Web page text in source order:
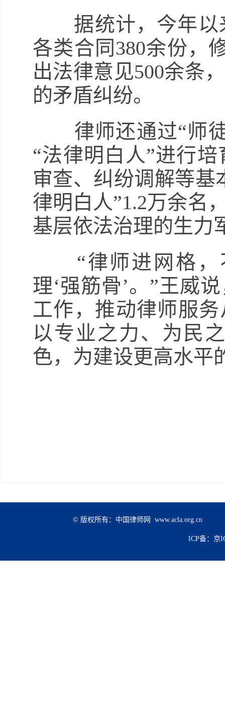
据统计，今年以
各类合同380余份，
出法律意见500余条
的矛盾纠纷。
律师还通过“师徒
“法律明白人”进行
审查、纠纷调解等基
律明白人”1.2万余名
基层依法治理的生力
“律师进网格，
理‘强筋骨’。”王威
工作，推动律师服
以专业之力、为民
色，为建设更高水平
© 版权所有：中国律师网 www.acla.org.cn
ICP备：京